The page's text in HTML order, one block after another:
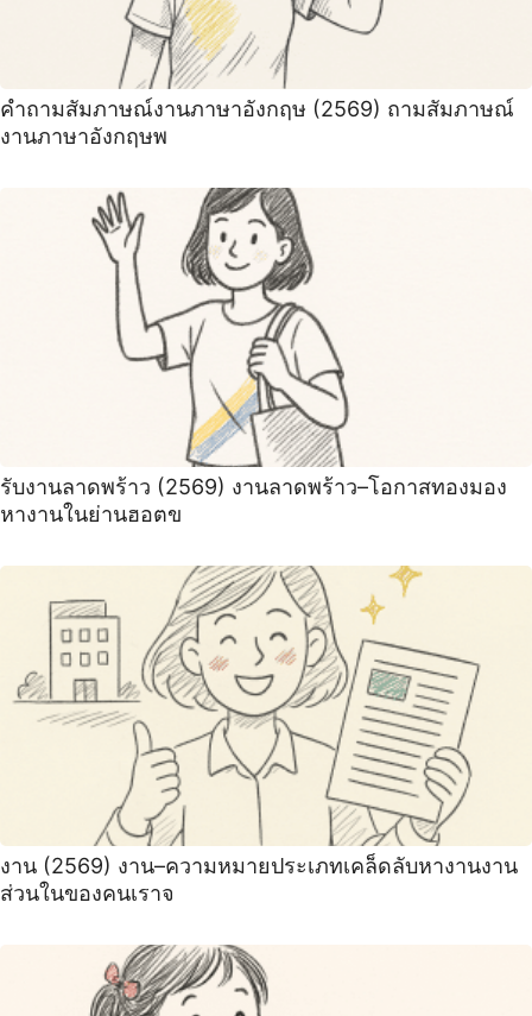
คําถามสัมภาษณ์งานภาษาอังกฤษ (2569) ถามสัมภาษณ์
งานภาษาอังกฤษพ
รับงานลาดพร้าว (2569) งานลาดพร้าว–โอกาสทองมอง
หางานในย่านฮอตข
งาน (2569) งาน–ความหมายประเภทเคล็ดลับหางานงาน
ส่วนในของคนเราจ